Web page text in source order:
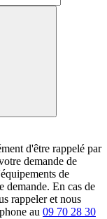
d'être rappelé par
demande de
de
demande. En cas de
rappeler et nous
au 09 70 28 30